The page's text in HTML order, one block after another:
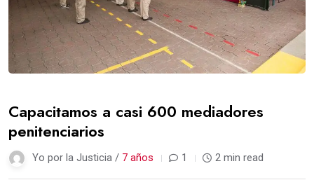
Capacitamos a casi 600 mediadores
penitenciarios
Yo por la Justicia / 7 años 1 2 min read